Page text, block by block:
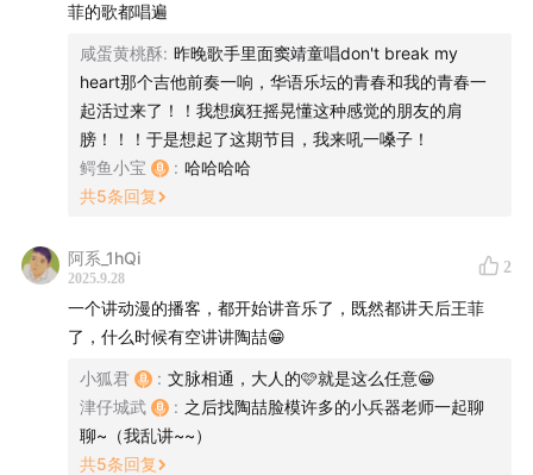
00:00】：王菲-我和我的祖国
03:16】：王菲：跨时代的音乐与时尚ICON
06:33】：王菲年少的音乐成长经历：加入银河少年艺术
菲的歌都唱遍
咸蛋黄桃酥: 昨晚歌手里面窦靖童唱don't break my
heart那个吉他前奏一响，华语乐坛的青春和我的青春一
起活过来了！！我想疯狂摇晃懂这种感觉的朋友的肩
膀！！！于是想起了这期节目，我来吼一嗓子！
鳄鱼小宝
: 哈哈哈哈
共5条回复
阿系_1hQi
2025.9.28
2
一个讲动漫的播客，都开始讲音乐了，既然都讲天后王菲
了，什么时候有空讲讲陶喆😁
小狐君 : 文脉相通，大人的🩷就是这么任意😁
津仔城武
: 之后找陶喆脸模许多的小兵器老师一起聊
聊~（我乱讲~~）
共5条回复